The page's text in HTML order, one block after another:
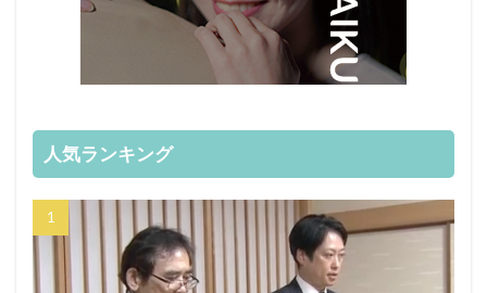
人気ランキング